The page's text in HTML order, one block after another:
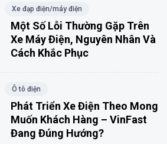
Xe đạp điện/máy điện
Một Số Lỗi Thường Gặp Trên
Xe Máy Điện, Nguyên Nhân Và
Cách Khắc Phục
Ô tô điện
Phát Triển Xe Điện Theo Mong
Muốn Khách Hàng – VinFast
Đang Đúng Hướng?